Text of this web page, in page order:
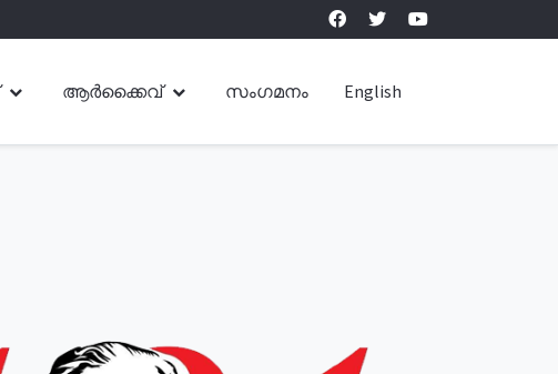
ആർക്കൈവ് സംഗമനം English